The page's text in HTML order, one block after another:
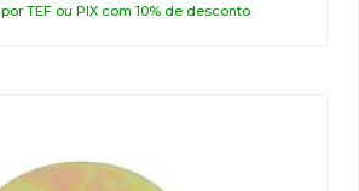
por TEF ou PIX com 10% de desconto